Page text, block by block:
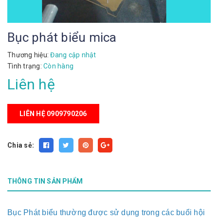
Bục phát biểu mica
Thương hiệu: Đang cập nhật
Tình trạng: Còn hàng
Liên hệ
LIÊN HỆ 0909790206
Chia sẻ:
THÔNG TIN SẢN PHẨM
Bục Phát biểu thường được sử dụng trong các buổi hội